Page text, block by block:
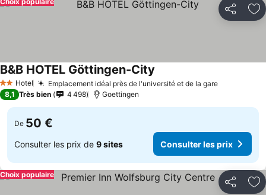
Partager
2 Étoiles
Hotel Emplacement idéal près de l'université et de la gare
B&B HOTEL Göttingen-City
8,1 Très bien 4 498 Goettingen
De 50 €
Consulter les prix de 9 sites Consulter les prix
Partager
Choix populaire